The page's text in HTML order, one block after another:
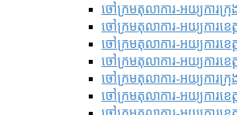
ចៅក្រមតុលាការ-អយ្យការក្រុ
ចៅក្រមតុលាការ-អយ្យការខេ
ចៅក្រមតុលាការ-អយ្យការខេ
ចៅក្រមតុលាការ-អយ្យការខេ
ចៅក្រមតុលាការ-អយ្យការ​ក្
ចៅក្រមតុលាការ-អយ្យការខេ